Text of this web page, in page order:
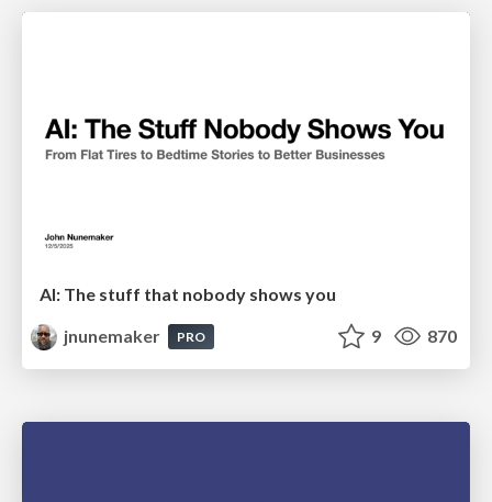
AI: The stuff that nobody shows you
jnunemaker
PRO 9 870